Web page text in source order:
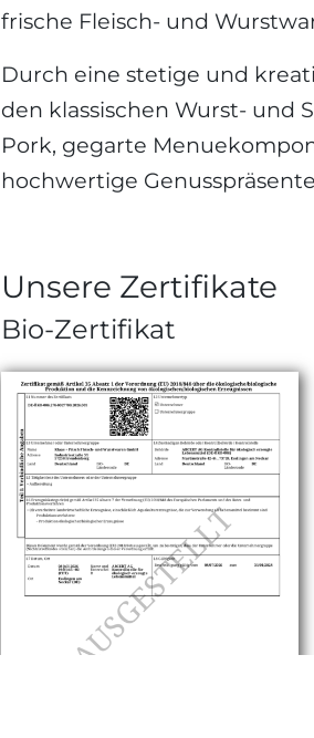
frische Fleisch- und
Durch eine stetige und
den klassischen Wurst- und
Pork, gegarte
hochwertige
Unsere Zertifikate
Bio-Zertifikat